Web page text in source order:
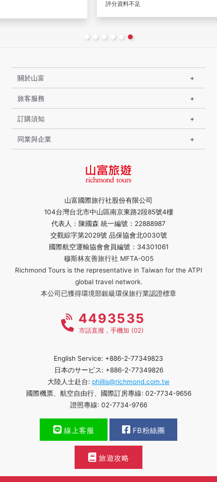
山富國際旅行社股份有限公司
104台灣台北市中山區南京東路2段85號4樓
代表人：陳國森 統一編號：22888987
交觀綜字第2029號 品保協會北0030號
國際航空運輸協會會員編號：34301061
穆斯林友善旅行社 MFTA-005
Richmond Tours is the representative in Taiwan for the ATPI
global travel network.
本公司已獲得環境部銀級環保旅行業認證標章
關於山富
旅客服務
訂購須知
同業與企業
4493535
市話直撥，手機加 (02)
English Service: +886-2-77349823
日本のサービス: +886-2-77349826
大陸人士赴台: phillis@richmond.com.tw
國際機票、航空自由行、國際訂房專線: 02-7734-9656
證照專線: 02-7734-9766
線上客服 FB粉絲團
旅遊攻略